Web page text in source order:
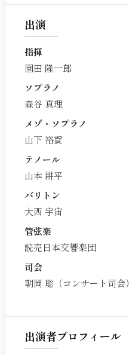
出演
指揮
園田 隆一郎
ソプラノ
森谷 真理
メゾ・ソプラノ
山下 裕賀
テノール
山本 耕平
バリトン
大西 宇宙
管弦楽
読売日本交響楽団
司会
朝岡 聡（コンサート司会）
出演者プロフィール